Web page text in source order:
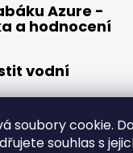
soubory cookie.
souhlas s
Azure -
a hodnocení
vodní